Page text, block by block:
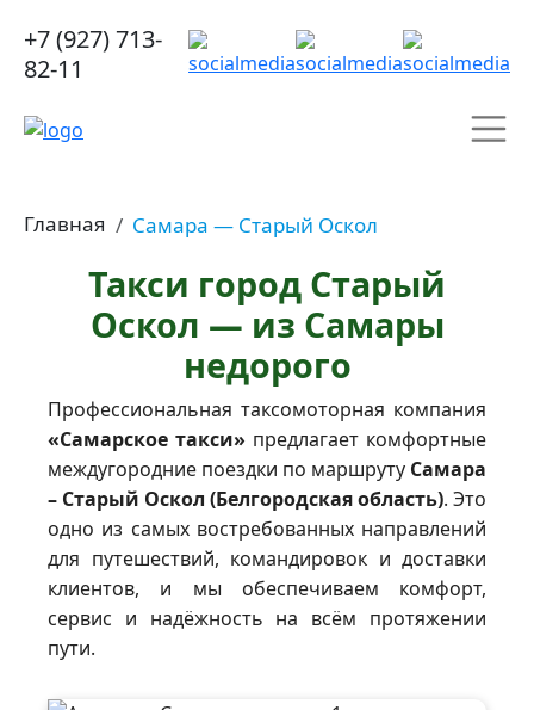
+7 (927) 713-
82-11
Главная Самара — Старый Оскол
Такси город Старый
Оскол — из Самары
недорого
Профессиональная таксомоторная компания
«Самарское такси» предлагает комфортные
междугородние поездки по маршруту Самара
– Старый Оскол (Белгородская область). Это
одно из самых востребованных направлений
для путешествий, командировок и доставки
клиентов, и мы обеспечиваем комфорт,
сервис и надёжность на всём протяжении
пути.